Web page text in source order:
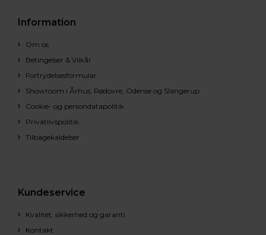
Information
Om os
Betingelser & Vilkår
Fortrydelsesformular
Showroom i Århus, Rødovre, Odense og Slangerup
Cookie- og persondatapolitik
Privatlivspolitik
Tilbagekaldelser
Kundeservice
Kvalitet, sikkerhed og garanti
Kontakt